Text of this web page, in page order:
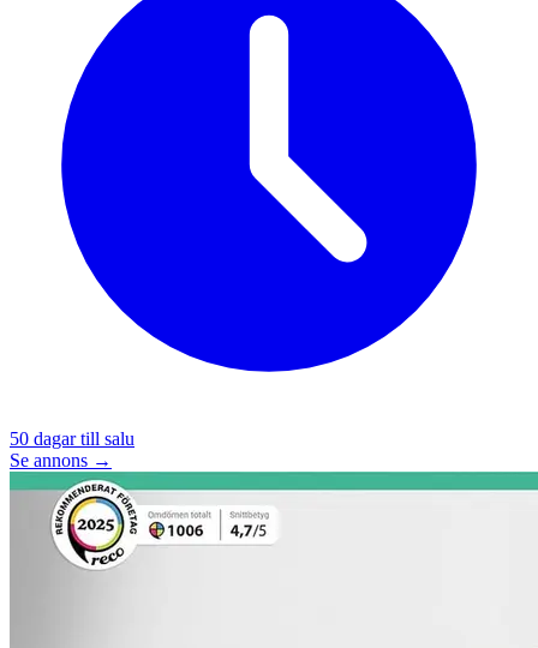
50 dagar till salu
Se annons →